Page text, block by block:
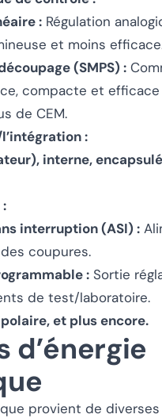
: Régulation
et moins
(SMPS) :
compacte et efficace
de CEM.
:
interne,
interruption (ASI) :
coupures.
: Sortie
de test/laboratoire.
et plus encore.
d’énergie
provient de